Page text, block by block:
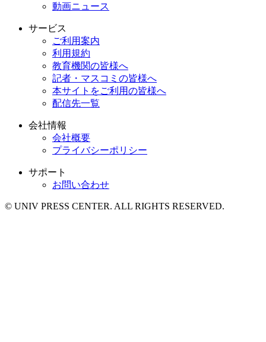
動画ニュース
サービス
ご利用案内
利用規約
教育機関の皆様へ
記者・マスコミの皆様へ
本サイトをご利用の皆様へ
配信先一覧
会社情報
会社概要
プライバシーポリシー
サポート
お問い合わせ
© UNIV PRESS CENTER. ALL RIGHTS RESERVED.